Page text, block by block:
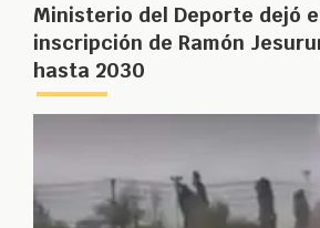
Ministerio del Deporte dejó
inscripción de Ramón
hasta 2030